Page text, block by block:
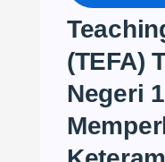
(TEFA)
Negeri